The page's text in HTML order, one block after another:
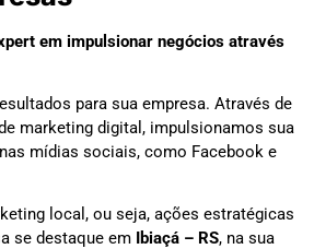
em impulsionar negócios através
para sua empresa. Através de
marketing digital, impulsionamos sua
mídias sociais, como Facebook e
local, ou seja, ações estratégicas
se destaque em Ibiaçá – RS, na sua